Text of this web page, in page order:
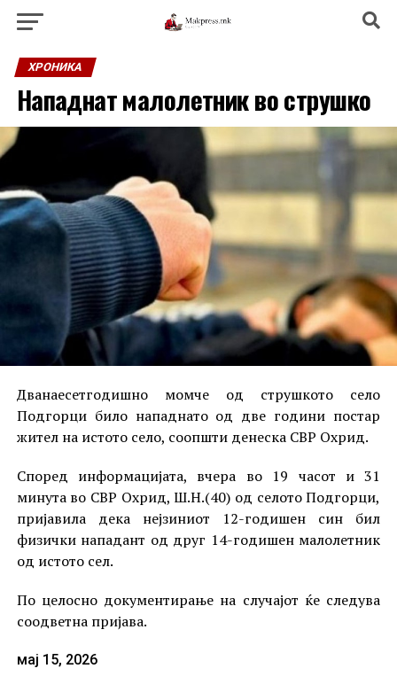
ХРОНИКА
Нападнат малолетник во струшко
Дванаесетгодишно момче од струшкото село
Подгорци било нападнато од две години постар
жител на истото село, соопшти денеска СВР Охрид.
Според информацијата, вчера во 19 часот и 31
минута во СВР Охрид, Ш.Н.(40) од селото Подгорци,
пријавила дека нејзиниот 12-годишен син бил
физички нападант од друг 14-годишен малолетник
од истото сел.
По целосно документирање на случајот ќе следува
соодветна пријава.
мај 15, 2026